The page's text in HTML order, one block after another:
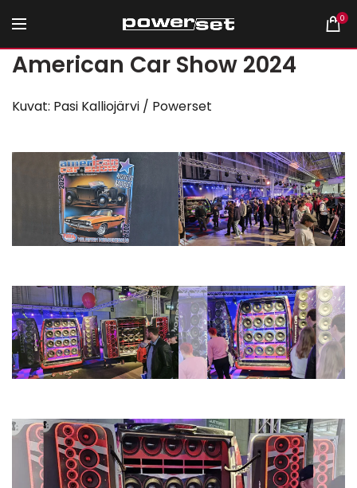
0
American Car Show 2024
Kuvat: Pasi Kalliojärvi / Powerset